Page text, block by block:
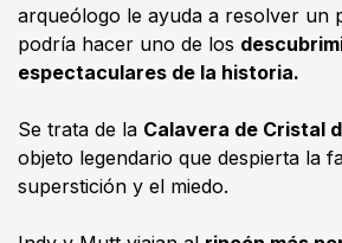
arqueólogo le ayuda a resolver un
podría hacer uno de los
espectaculares de la historia.
Se trata de la Calavera de Cristal
objeto legendario que despierta la
superstición y el miedo.